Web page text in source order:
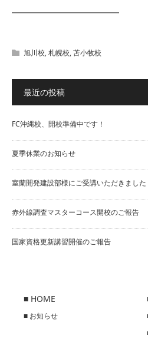
━━━━━━━━━━━━━
旭川校,札幌校,苫小牧校
最近の投稿
FC沖縄校、開校準備中です！
夏季休業のお知らせ
室蘭開発建設部様にご受講いただきました
赤外線調査マスターコース開校のご報告
国家資格更新講習開催のご報告
■ HOME
■ お知らせ